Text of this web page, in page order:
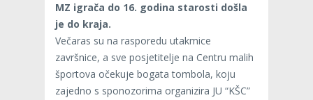
MZ igrača do 16. godina starosti došla
je do kraja.
Večaras su na rasporedu utakmice
završnice, a sve posjetitelje na Centru malih
športova očekuje bogata tombola, koju
zajedno s sponozorima organizira JU “KŠC”